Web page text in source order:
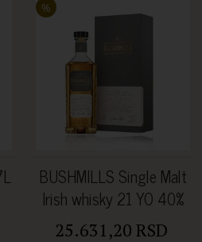
BUSHMILLS Single Malt
Irish whisky 21 YO 40%
vol. 0.7l
25.631,20 RSD
%